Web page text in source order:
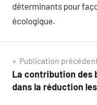
déterminants pour
écologique.
Navigation
de
Publication
La contribution des
dans la réduction